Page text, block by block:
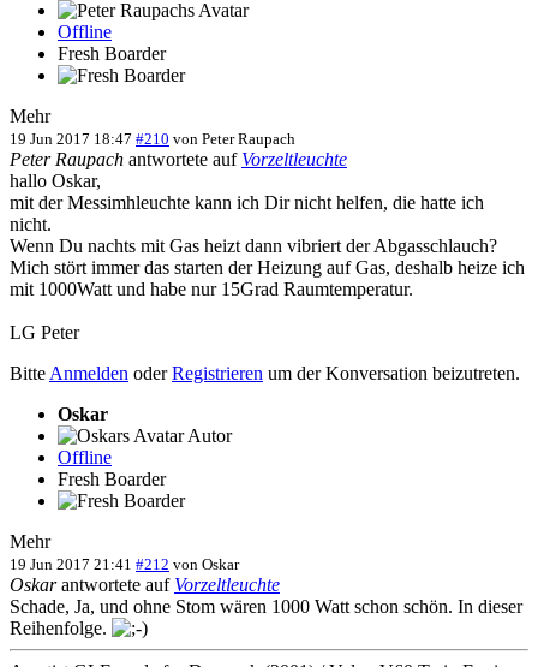
Offline
Fresh Boarder
Mehr
19 Jun 2017 18:47 #210 von Peter Raupach
Peter Raupach antwortete auf Vorzeltleuchte
hallo Oskar,
mit der Messimhleuchte kann ich Dir nicht helfen, die hatte ich
nicht.
Wenn Du nachts mit Gas heizt dann vibriert der Abgasschlauch?
Mich stört immer das starten der Heizung auf Gas, deshalb heize ich
mit 1000Watt und habe nur 15Grad Raumtemperatur.
LG Peter
Bitte Anmelden oderRegistrieren um der Konversation beizutreten.
Oskar
Autor
Offline
Fresh Boarder
Mehr
19 Jun 2017 21:41 #212 von Oskar
Oskarantwortete auf Vorzeltleuchte
Schade, Ja, und ohne Stom wären 1000 Watt schon schön. In dieser
Reihenfolge.